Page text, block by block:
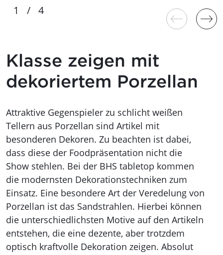
Klasse zeigen mit
dekoriertem Porzellan
Attraktive Gegenspieler zu schlicht weißen
Tellern aus Porzellan sind Artikel mit
besonderen Dekoren. Zu beachten ist dabei,
dass diese der Foodpräsentation nicht die
Show stehlen. Bei der BHS tabletop kommen
die modernsten Dekorationstechniken zum
Einsatz. Eine besondere Art der Veredelung von
Porzellan ist das Sandstrahlen. Hierbei können
die unterschiedlichsten Motive auf den Artikeln
entstehen, die eine dezente, aber trotzdem
optisch kraftvolle Dekoration zeigen. Absolut